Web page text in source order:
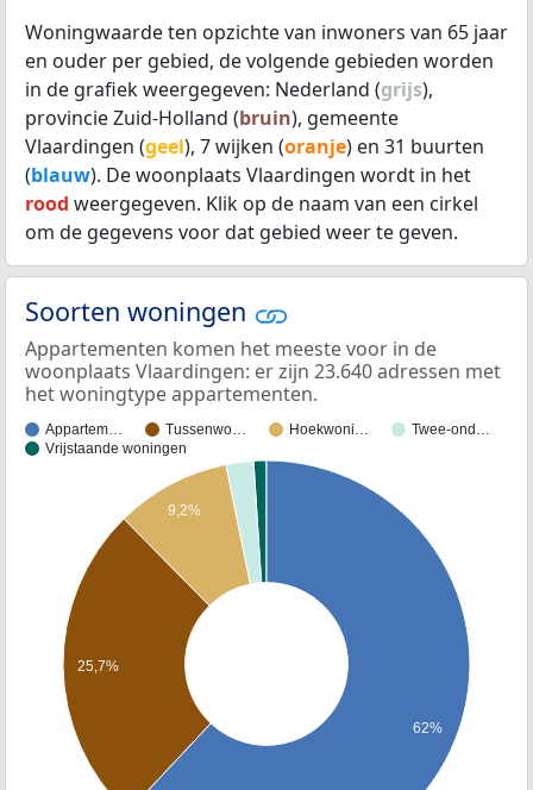
Woningwaarde ten opzichte van inwoners van 65 jaar
en ouder per gebied, de volgende gebieden worden
in de grafiek weergegeven: Nederland (grijs),
provincie Zuid-Holland (bruin), gemeente
Vlaardingen (geel), 7 wijken (oranje) en 31 buurten
(blauw). De woonplaats Vlaardingen wordt in het
rood weergegeven. Klik op de naam van een cirkel
om de gegevens voor dat gebied weer te geven.
Soorten woningen
Appartementen komen het meeste voor in de
woonplaats Vlaardingen: er zijn 23.640 adressen met
het woningtype appartementen.
Appartem… Tussenwo… Hoekwoni…
Twee-ond…
Vrijstaande woningen
9,2%
25,7%
62%